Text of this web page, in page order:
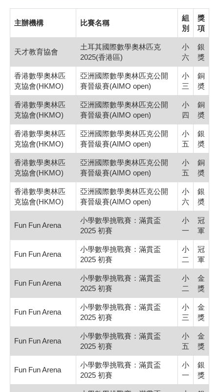
主辦機構 比賽名稱
組
別
獎
項
天才教育協會
土耳其國際數學奧林匹克
2025(香港區)
小
六
銀
獎
香港數學奧林匹
克協會(HKMO)
亞洲國際數學奧林匹克公開
賽晉級賽(AIMO open)
小
三
銅
奬
香港數學奧林匹
克協會(HKMO)
亞洲國際數學奧林匹克公開
賽晉級賽(AIMO open)
小
四
銅
奬
香港數學奧林匹
克協會(HKMO)
亞洲國際數學奧林匹克公開
賽晉級賽(AIMO open)
小
五
銀
奬
香港數學奧林匹
克協會(HKMO)
亞洲國際數學奧林匹克公開
賽晉級賽(AIMO open)
小
五
銅
奬
香港數學奧林匹
克協會(HKMO)
亞洲國際數學奧林匹克公開
賽晉級賽(AIMO open)
小
六
銀
奬
Fun Fun Arena
小學數學挑戰賽：滿貫盃
2025 初賽
小
一
冠
軍
Fun Fun Arena
小學數學挑戰賽：滿貫盃
2025 初賽
小
二
冠
軍
Fun Fun Arena
小學數學挑戰賽：滿貫盃
2025 初賽
小
二
金
獎
Fun Fun Arena
小學數學挑戰賽：滿貫盃
2025 初賽
小
三
金
獎
Fun Fun Arena
小學數學挑戰賽：滿貫盃
2025 初賽
小
五
金
獎
Fun Fun Arena
小學數學挑戰賽：滿貫盃
2025 初賽
小
一
銀
獎